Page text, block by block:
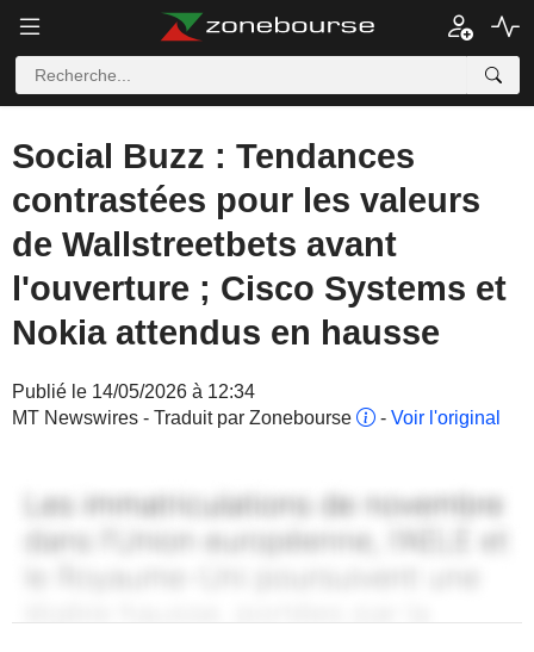
Social Buzz : Tendances
contrastées pour les valeurs
de Wallstreetbets avant
l'ouverture ; Cisco Systems et
Nokia attendus en hausse
Publié le 14/05/2026 à 12:34
MT Newswires - Traduit par Zonebourse
- Voir l'original